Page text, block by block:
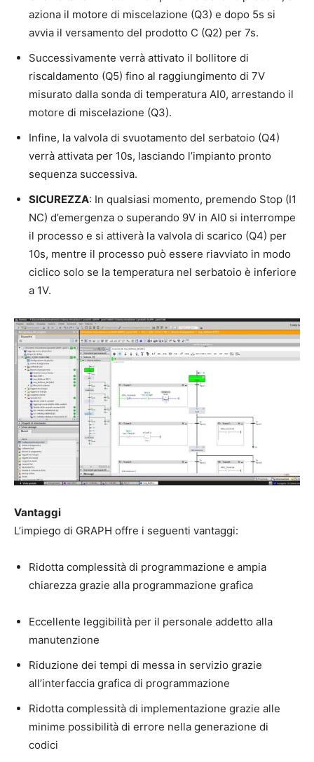
aziona il motore di miscelazione (Q3) e dopo 5s si
avvia il versamento del prodotto C (Q2) per 7s.
Successivamente verrà attivato il bollitore di
riscaldamento (Q5) fino al raggiungimento di 7V
misurato dalla sonda di temperatura AI0, arrestando il
motore di miscelazione (Q3).
Infine, la valvola di svuotamento del serbatoio (Q4)
verrà attivata per 10s, lasciando l’impianto pronto
sequenza successiva.
SICUREZZA: In qualsiasi momento, premendo Stop (I1
NC) d’emergenza o superando 9V in AI0 si interrompe
il processo e si attiverà la valvola di scarico (Q4) per
10s, mentre il processo può essere riavviato in modo
ciclico solo se la temperatura nel serbatoio è inferiore
a 1V.
Vantaggi
L’impiego di GRAPH offre i seguenti vantaggi:
Ridotta complessità di programmazione e ampia
chiarezza grazie alla programmazione grafica
Eccellente leggibilità per il personale addetto alla
manutenzione
Riduzione dei tempi di messa in servizio grazie
all’interfaccia grafica di programmazione
Ridotta complessità di implementazione grazie alle
minime possibilità di errore nella generazione di
codici